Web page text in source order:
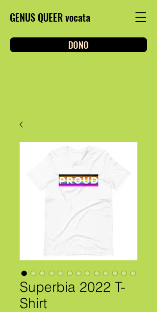
GENUS QUEER vocata
DONO
Superbia 2022 T-
Shirt